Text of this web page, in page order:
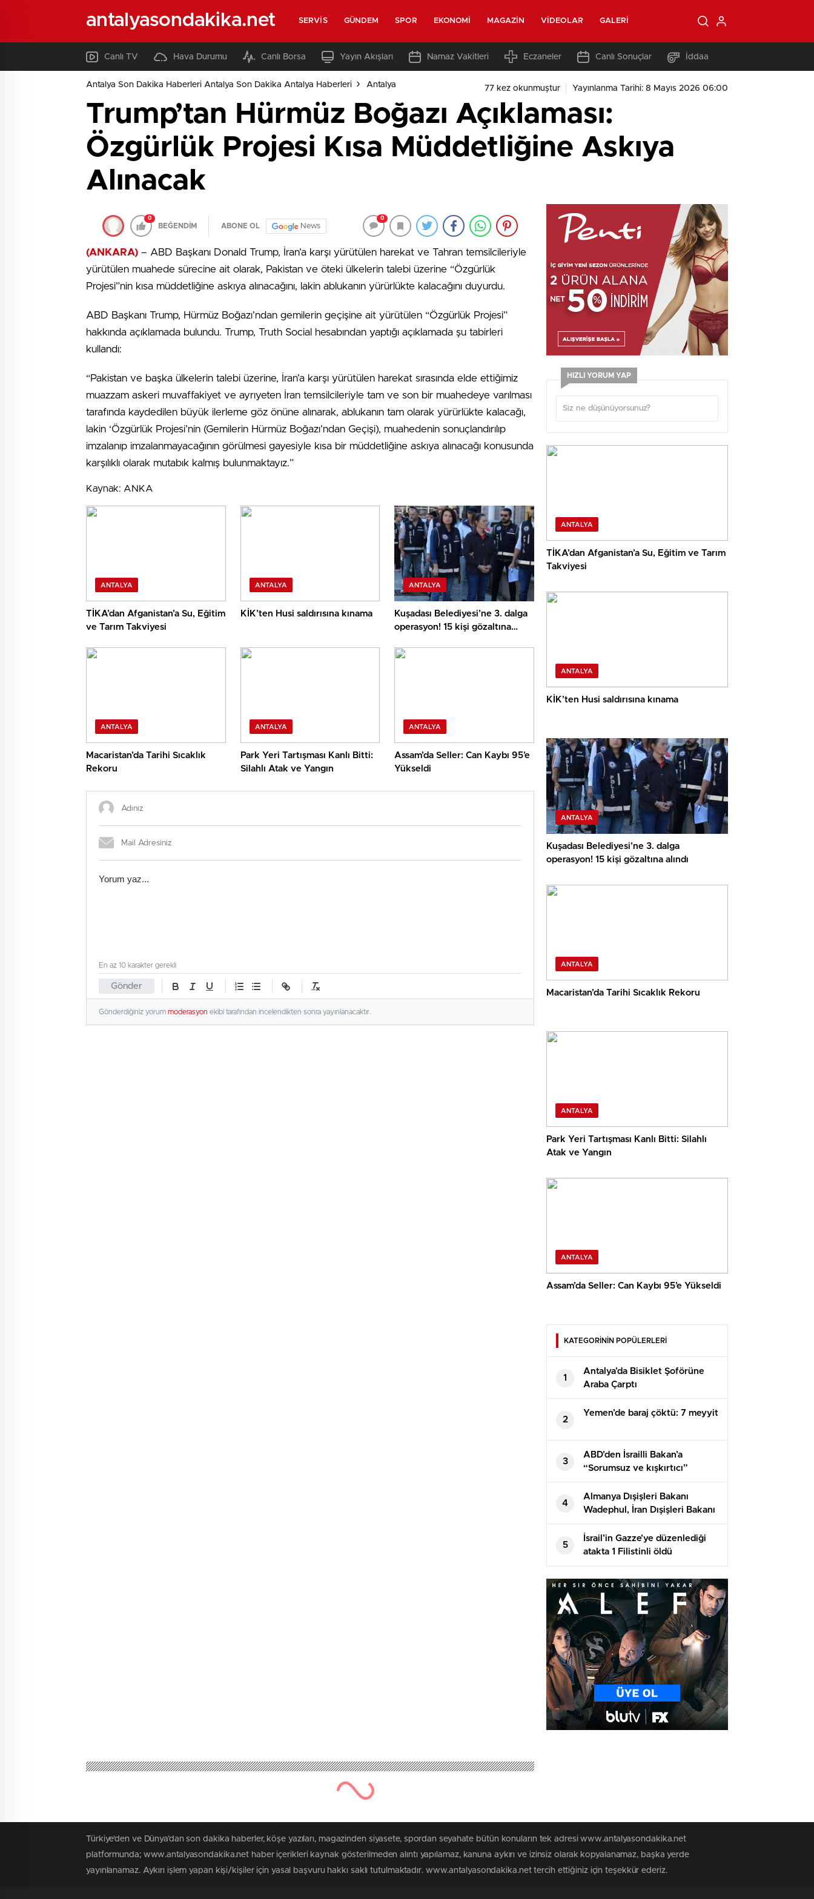
antalyasondakika.net SERVIS GÜNDEM SPOR EKONOMI MAGAZIN VIDEOLAR GALERI
Canlı TV Hava Durumu Canlı Borsa Yayın Akışları Namaz Vakitleri Eczaneler Canlı Sonuçlar İddaa
Antalya Son Dakika Haberleri Antalya Son Dakika Antalya Haberleri Antalya 77 kez okunmuştur Yayınlanma Tarihi: 8 Mayıs 2026 06:00
Trump’tan Hürmüz Boğazı Açıklaması:
Özgürlük Projesi Kısa Müddetliğine Askıya
Alınacak
0
BEĞENDİM ABONE OL News
0
(ANKARA) – ABD Başkanı Donald Trump, İran’a karşı yürütülen harekat ve Tahran temsilcileriyle
yürütülen muahede sürecine ait olarak, Pakistan ve öteki ülkelerin talebi üzerine “Özgürlük
Projesi”nin kısa müddetliğine askıya alınacağını, lakin ablukanın yürürlükte kalacağını duyurdu.
ABD Başkanı Trump, Hürmüz Boğazı’ndan gemilerin geçişine ait yürütülen “Özgürlük Projesi”
hakkında açıklamada bulundu. Trump, Truth Social hesabından yaptığı açıklamada şu tabirleri
kullandı:
“Pakistan ve başka ülkelerin talebi üzerine, İran’a karşı yürütülen harekat sırasında elde ettiğimiz
muazzam askeri muvaffakiyet ve ayrıyeten İran temsilcileriyle tam ve son bir muahedeye varılması
tarafında kaydedilen büyük ilerleme göz önüne alınarak, ablukanın tam olarak yürürlükte kalacağı,
lakin ‘Özgürlük Projesi’nin (Gemilerin Hürmüz Boğazı’ndan Geçişi), muahedenin sonuçlandırılıp
imzalanıp imzalanmayacağının görülmesi gayesiyle kısa bir müddetliğine askıya alınacağı konusunda
karşılıklı olarak mutabık kalmış bulunmaktayız.”
Kaynak: ANKA
ANTALYA
TİKA’dan Afganistan’a Su, Eğitim
ve Tarım Takviyesi
ANTALYA
KİK’ten Husi saldırısına kınama
ANTALYA
Kuşadası Belediyesi’ne 3. dalga
operasyon! 15 kişi gözaltına
ANTALYA
Macaristan’da Tarihi Sıcaklık
Rekoru
ANTALYA
Park Yeri Tartışması Kanlı Bitti:
Silahlı Atak ve Yangın
ANTALYA
Assam’da Seller: Can Kaybı 95’e
Yükseldi
Gönder
En az 10 karakter gerekli
Gönderdiğiniz yorum moderasyon ekibi tarafından incelendikten sonra yayınlanacaktır.
HIZLI YORUM YAP
ANTALYA
TİKA’dan Afganistan’a Su, Eğitim ve Tarım
Takviyesi
ANTALYA
KİK’ten Husi saldırısına kınama
ANTALYA
Kuşadası Belediyesi’ne 3. dalga
operasyon! 15 kişi gözaltına alındı
ANTALYA
Macaristan’da Tarihi Sıcaklık Rekoru
ANTALYA
Park Yeri Tartışması Kanlı Bitti: Silahlı
Atak ve Yangın
ANTALYA
Assam’da Seller: Can Kaybı 95’e Yükseldi
KATEGORİNİN POPÜLERLERİ
1
Antalya’da Bisiklet Şoförüne
Araba Çarptı
2
Yemen’de baraj çöktü: 7 meyyit
3
ABD’den İsrailli Bakan’a
“Sorumsuz ve kışkırtıcı”
suçlaması! Tıpkı sertlikte
karşılık geldi
4
Almanya Dışişleri Bakanı
Wadephul, İran Dışişleri Bakanı
Erakçi ile telefonda görüştü
5
İsrail’in Gazze’ye düzenlediği
atakta 1 Filistinli öldü
Türkiye'den ve Dünya’dan son dakika haberler, köşe yazıları, magazinden siyasete, spordan seyahate bütün konuların tek adresi www.antalyasondakika.net
platformunda; www.antalyasondakika.net haber içerikleri kaynak gösterilmeden alıntı yapılamaz, kanuna aykırı ve izinsiz olarak kopyalanamaz, başka yerde
yayınlanamaz. Aykırı işlem yapan kişi/kişiler için yasal başvuru hakkı saklı tutulmaktadır. www.antalyasondakika.net tercih ettiğiniz için teşekkür ederiz.